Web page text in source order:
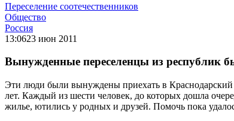
Переселение соотечественников
Общество
Россия
13:0623 июн 2011
Вынужденные переселенцы из республик
Эти люди были вынуждены приехать в Краснодарский
лет. Каждый из шести человек, до которых дошла
жилье, ютились у родных и друзей. Помочь пока